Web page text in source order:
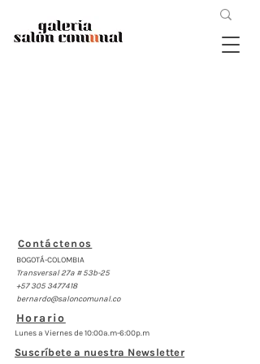
Contáctenos
BOGOTÁ-COLOMBIA
Transversal 27a # 53b-25
+57 305 3477418
bernardo@saloncomunal.co
Horario
Lunes a Viernes de 10:00a.m-6:00p.m
Suscríbete a nuestra Newsletter